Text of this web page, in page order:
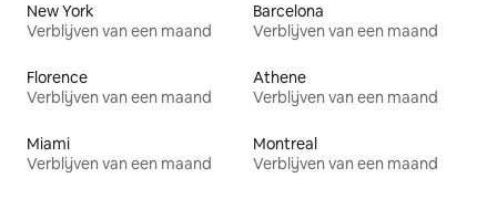
New York
Verblijven van een maand
Barcelona
Verblijven van een maand
Florence
Verblijven van een maand
Athene
Verblijven van een maand
Miami
Verblijven van een maand
Montreal
Verblijven van een maand